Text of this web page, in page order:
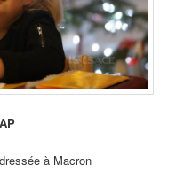
à Macron